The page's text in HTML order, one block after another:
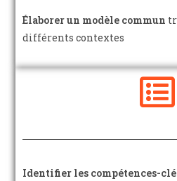
Élaborer un modèle commun
différents contextes
Identifier les compétences-